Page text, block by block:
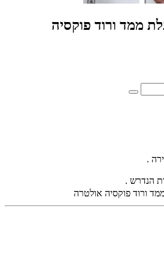
ממד ורוד פוקסיה
.
הנדרש .
ורוד פוקסיה אולטרה